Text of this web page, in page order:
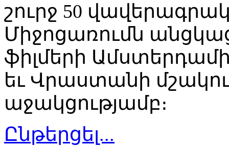
շուրջ 50
Միջոցառումն
ֆիլմերի
եւ Վրաստանի
աջակցությամբ։
Ընթերցել...